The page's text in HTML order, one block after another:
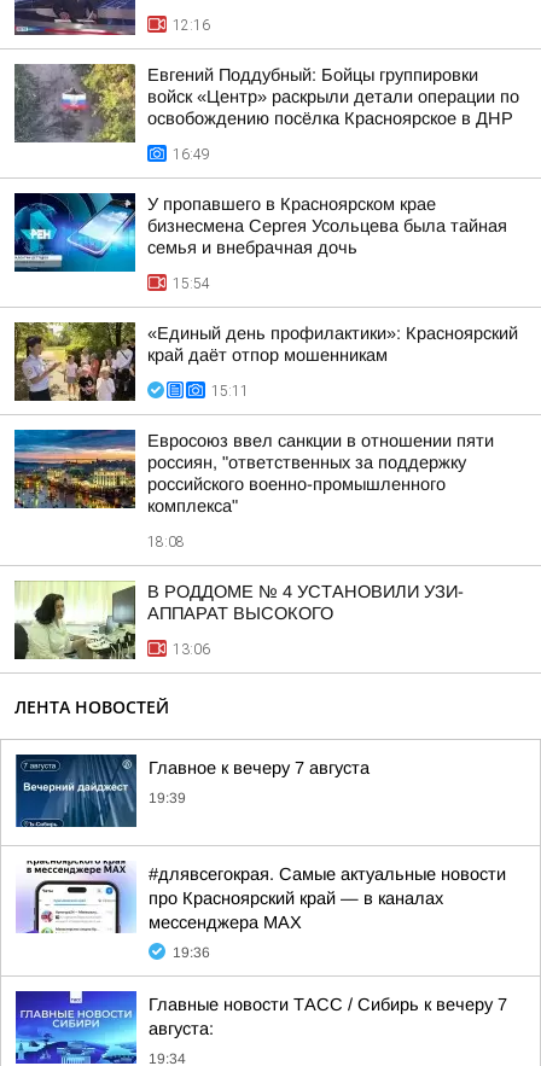
12:16
Евгений Поддубный: Бойцы группировки
войск «Центр» раскрыли детали операции по
освобождению посёлка Красноярское в ДНР
16:49
У пропавшего в Красноярском крае
бизнесмена Сергея Усольцева была тайная
семья и внебрачная дочь
15:54
«Единый день профилактики»: Красноярский
край даёт отпор мошенникам
15:11
Евросоюз ввел санкции в отношении пяти
россиян, "ответственных за поддержку
российского военно-промышленного
комплекса"
18:08
В РОДДОМЕ № 4 УСТАНОВИЛИ УЗИ-
АППАРАТ ВЫСОКОГО
13:06
ЛЕНТА НОВОСТЕЙ
Главное к вечеру 7 августа
19:39
#длявсегокрая. Самые актуальные новости
про Красноярский край — в каналах
мессенджера MAX
19:36
Главные новости ТАСС / Сибирь к вечеру 7
августа:
19:34